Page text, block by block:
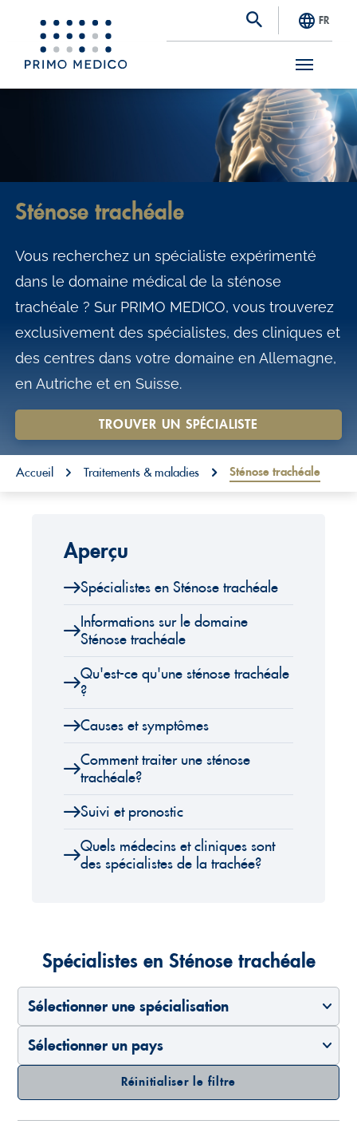
S
FR
Sténose trachéale
Vous recherchez un spécialiste expérimenté
dans le domaine médical de la sténose
trachéale ? Sur PRIMO MEDICO, vous trouverez
exclusivement des spécialistes, des cliniques et
des centres dans votre domaine en Allemagne,
en Autriche et en Suisse.
TROUVER UN SPÉCIALISTE
You are here:
Accueil Traitements & maladies Sténose trachéale
Aperçu
Spécialistes en Sténose trachéale
Informations sur le domaine
Sténose trachéale
Qu'est-ce qu'une sténose trachéale
?
Causes et symptômes
Comment traiter une sténose
trachéale?
Suivi et pronostic
Quels médecins et cliniques sont
des spécialistes de la trachée?
Spécialistes en Sténose trachéale
Sélectionner une spécialisation
Sélectionner un pays
Réinitialiser le filtre